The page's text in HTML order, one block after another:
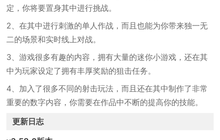
定，你将要置身其中进行挑战。
2、在其中进行刺激的单人作战，而且也能为你带来独一无
二的场景和实时线上对战。
3、游戏很多有趣的内容，拥有大量的迷你小游戏，还在其
中为玩家设定了拥有丰厚奖励的狙击任务。
4、加入了很多不同的射击玩法，而且还在其中制作了非常
重要的数字内容，你需要在作品中不断的提高你的技能。
更新日志